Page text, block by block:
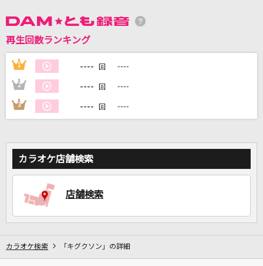
DAMの新曲・ランキングなど
DAMに会員登録・ログインして
自宅でカラオケ歌い放題！
再生回数ランキング
1 ---- 回 ----
2 ---- 回 ----
3 ---- 回 ----
カラオケ店舗検索
店舗検索
カラオケ検索 「キグクソン」の詳細